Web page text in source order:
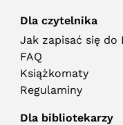
Dla czytelnika
Jak zapisać się do
FAQ
Książkomaty
Regulaminy
Dla bibliotekarzy